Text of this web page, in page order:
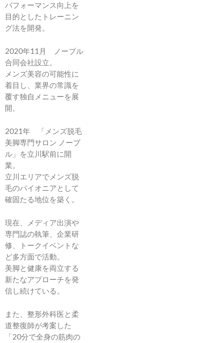
パフォーマンス向上を
目的としたトレーニン
グ法を開発。
2020年11月 ノーブル
合同会社設立。
メンズ美容の可能性に
着目し、業界の常識を
覆す独自メニューを展
開。
2021年 「メンズ脱毛
美脚専門サロン ノーブ
ル」を立川駅前に開
業。
立川エリアでメンズ脱
毛のパイオニアとして
確固たる地位を築く。
現在、メディア出演や
専門誌の執筆、企業研
修、トークイベントな
ど多方面で活動。
美脚と健康を両立する
新たなアプローチを発
信し続けている。
また、整形外科医と柔
道整復師が考案した
「20分で全身の筋肉の